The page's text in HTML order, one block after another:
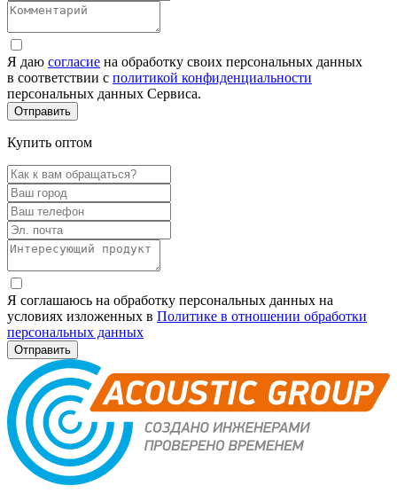
Я даю согласие на обработку своих персональных данных
в соответствии с политикой конфиденциальности
персональных данных Сервиса.
Купить оптом
Я соглашаюсь на обработку персональных данных на
условиях изложенных в Политике в отношении обработки
персональных данных